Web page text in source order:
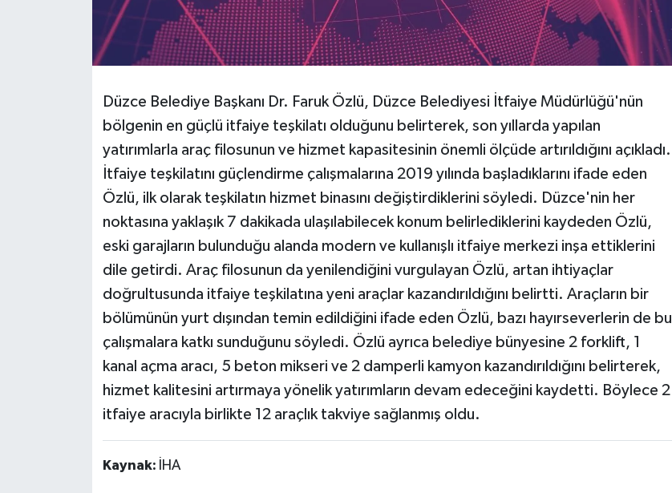
Düzce Belediye Başkanı Dr. Faruk Özlü, Düzce Belediyesi İtfaiye Müdürlüğü'nün
bölgenin en güçlü itfaiye teşkilatı olduğunu belirterek, son yıllarda yapılan
yatırımlarla araç filosunun ve hizmet kapasitesinin önemli ölçüde artırıldığını açıkladı.
İtfaiye teşkilatını güçlendirme çalışmalarına 2019 yılında başladıklarını ifade eden
Özlü, ilk olarak teşkilatın hizmet binasını değiştirdiklerini söyledi. Düzce'nin her
noktasına yaklaşık 7 dakikada ulaşılabilecek konum belirlediklerini kaydeden Özlü,
eski garajların bulunduğu alanda modern ve kullanışlı itfaiye merkezi inşa ettiklerini
dile getirdi. Araç filosunun da yenilendiğini vurgulayan Özlü, artan ihtiyaçlar
doğrultusunda itfaiye teşkilatına yeni araçlar kazandırıldığını belirtti. Araçların bir
bölümünün yurt dışından temin edildiğini ifade eden Özlü, bazı hayırseverlerin de bu
çalışmalara katkı sunduğunu söyledi. Özlü ayrıca belediye bünyesine 2 forklift, 1
kanal açma aracı, 5 beton mikseri ve 2 damperli kamyon kazandırıldığını belirterek,
hizmet kalitesini artırmaya yönelik yatırımların devam edeceğini kaydetti. Böylece 2
itfaiye aracıyla birlikte 12 araçlık takviye sağlanmış oldu.
Kaynak: İHA